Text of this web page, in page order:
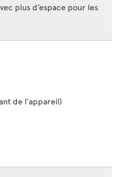
plus d’espace pour les
de l’appareil)